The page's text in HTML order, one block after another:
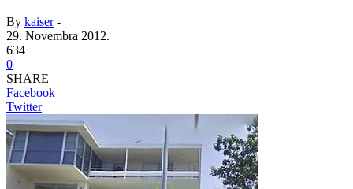
By kaiser-
29. Novembra 2012.
634
0
SHARE
Facebook
Twitter